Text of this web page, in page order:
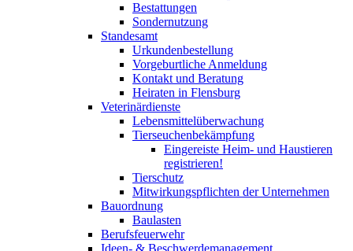
Bestattungen
Sondernutzung
Standesamt
Urkundenbestellung
Vorgeburtliche Anmeldung
Kontakt und Beratung
Heiraten in Flensburg
Veterinärdienste
Lebensmittelüberwachung
Tierseuchenbekämpfung
Eingereiste Heim- und Haustieren
registrieren!
Tierschutz
Mitwirkungspflichten der Unternehmen
Bauordnung
Baulasten
Berufsfeuerwehr
Ideen- & Beschwerdemanagement